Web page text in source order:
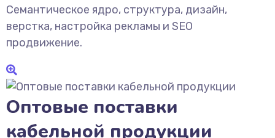
Семантическое ядро, структура, дизайн,
верстка, настройка рекламы и SEO
продвижение.
Оптовые поставки
кабельной продукции